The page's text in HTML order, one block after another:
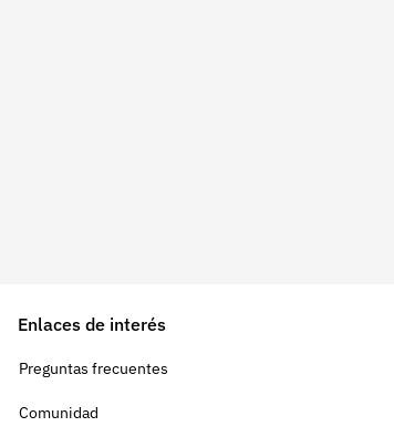
Enlaces de interés
Preguntas frecuentes
Comunidad